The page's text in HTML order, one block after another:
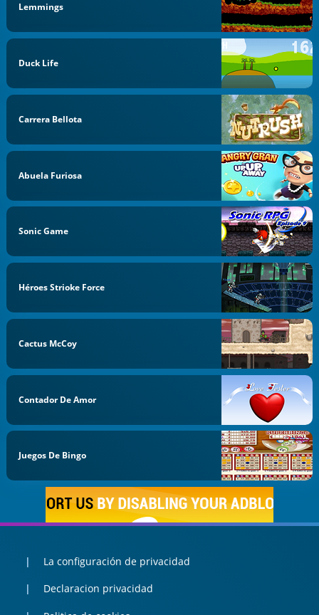
Lemmings
Duck Life
Carrera Bellota
Abuela Furiosa
Sonic Game
Héroes Strioke Force
Cactus McCoy
Contador De Amor
Juegos De Bingo
La configuración de privacidad
Declaracion privacidad